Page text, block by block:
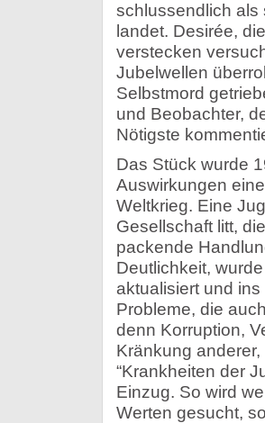
schlussendlich als
landet. Desirée,
verstecken
Jubelwellen
Selbstmord
und Beobachter,
Nötigste
Das Stück wurde
Auswirkungen
Weltkrieg. Eine
Gesellschaft litt,
packende
Deutlichkeit,
aktualisiert und
Probleme, die
denn Korruption,
Kränkung
“Krankheiten der
Einzug. So wird
Werten gesucht,